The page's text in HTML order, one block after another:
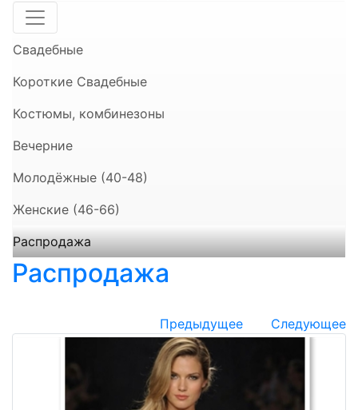
Свадебные
Короткие Свадебные
Костюмы, комбинезоны
Вечерние
Молодёжные (40-48)
Женские (46-66)
Распродажа
Распродажа
Предыдущее Следующее